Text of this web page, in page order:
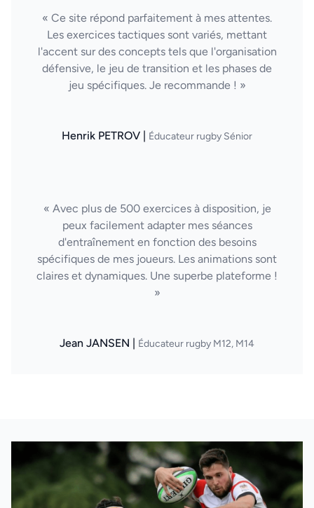
« Ce site répond parfaitement à mes attentes.
Les exercices tactiques sont variés, mettant
l'accent sur des concepts tels que l'organisation
défensive, le jeu de transition et les phases de
jeu spécifiques. Je recommande ! »
Henrik PETROV | Éducateur rugby Sénior
« Avec plus de 500 exercices à disposition, je
peux facilement adapter mes séances
d'entraînement en fonction des besoins
spécifiques de mes joueurs. Les animations sont
claires et dynamiques. Une superbe plateforme !
»
Jean JANSEN | Éducateur rugby M12, M14